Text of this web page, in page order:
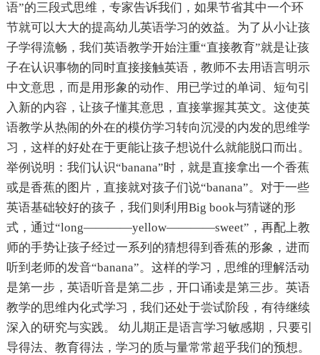
语”的三段式思维，专家告诉我们，如果节省其中一个环
节就可以大大的提高幼儿英语学习的效益。为了从小让孩
子学得流畅，我们英语教学开始注重“直接教育”就是让孩
子在认识事物的同时直接接触英语，教师不去用语言明示
中文意思，而是用形象的动作、用已学过的单词、短句引
入新的内容，让孩子懂其意思，直接掌握其英文。这使英
语教学从热闹的外在的模仿学习转向沉浸的内发的思维学
习，这样的好处在于更能让孩子想说什么就能脱口而出。
举例说明：我们认识“banana”时，就是直接拿出一个香蕉
或是香蕉的图片，直接就对孩子们说“banana”。对于一些
英语基础较好的孩子，我们则利用Big book与猜谜的形
式，通过“long————yellow————sweet”，再配上教
师的手势让孩子经过一系列的猜想得到香蕉的形象，进而
听到老师的发音“banana”。这样的学习，思维的理解活动
是第一步，英语听音是第二步，开口诵读是第三步。英语
教学的思维内化式学习，我们还处于尝试阶段，有待继续
深入的研究与实践。 幼儿期正是语言学习敏感期，只要引
导得法、教育得法，学习的质与量常常超乎我们的预想。